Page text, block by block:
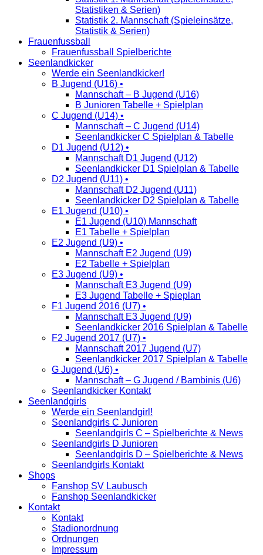
Statistiken & Serien)
Statistik 2. Mannschaft (Spieleinsätze,
Statistik & Serien)
Frauenfussball
Frauenfussball Spielberichte
Seenlandkicker
Werde ein Seenlandkicker!
B Jugend (U16) •
Mannschaft – B Jugend (U16)
B Junioren Tabelle + Spielplan
C Jugend (U14) •
Mannschaft – C Jugend (U14)
Seenlandkicker C Spielplan & Tabelle
D1 Jugend (U12) •
Mannschaft D1 Jugend (U12)
Seenlandkicker D1 Spielplan & Tabelle
D2 Jugend (U11) •
Mannschaft D2 Jugend (U11)
Seenlandkicker D2 Spielplan & Tabelle
E1 Jugend (U10) •
E1 Jugend (U10) Mannschaft
E1 Tabelle + Spielplan
E2 Jugend (U9) •
Mannschaft E2 Jugend (U9)
E2 Tabelle + Spielplan
E3 Jugend (U9) •
Mannschaft E3 Jugend (U9)
E3 Jugend Tabelle + Spieplan
F1 Jugend 2016 (U7) •
Mannschaft E3 Jugend (U9)
Seenlandkicker 2016 Spielplan & Tabelle
F2 Jugend 2017 (U7) •
Mannschaft 2017 Jugend (U7)
Seenlandkicker 2017 Spielplan & Tabelle
G Jugend (U6) •
Mannschaft – G Jugend / Bambinis (U6)
Seenlandkicker Kontakt
Seenlandgirls
Werde ein Seenlandgirl!
Seenlandgirls C Junioren
Seenlandgirls C – Spielberichte & News
Seenlandgirls D Junioren
Seenlandgirls D – Spielberichte & News
Seenlandgirls Kontakt
Shops
Fanshop SV Laubusch
Fanshop Seenlandkicker
Kontakt
Kontakt
Stadionordnung
Ordnungen
Impressum